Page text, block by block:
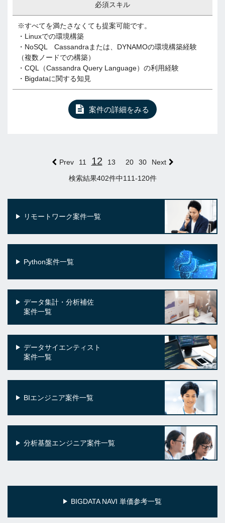
必須スキル
※すべてを満たさなくても提案可能です。
・Linuxでの環境構築
・NoSQL Cassandraまたは、DYNAMOの環境構築経験
（複数ノードでの構築）
・CQL（Cassandra Query Language）の利用経験
・Bigdataに関する知見
案件の詳細をみる
Prev 11 12 13 20 30 Next
検索結果402件中111-120件
リモートワーク案件一覧
Python案件一覧
データ集計・分析補佐
案件一覧
データサイエンティスト
案件一覧
BIエンジニア案件一覧
分析基盤エンジニア案件一覧
BIGDATA NAVI 単価参考一覧